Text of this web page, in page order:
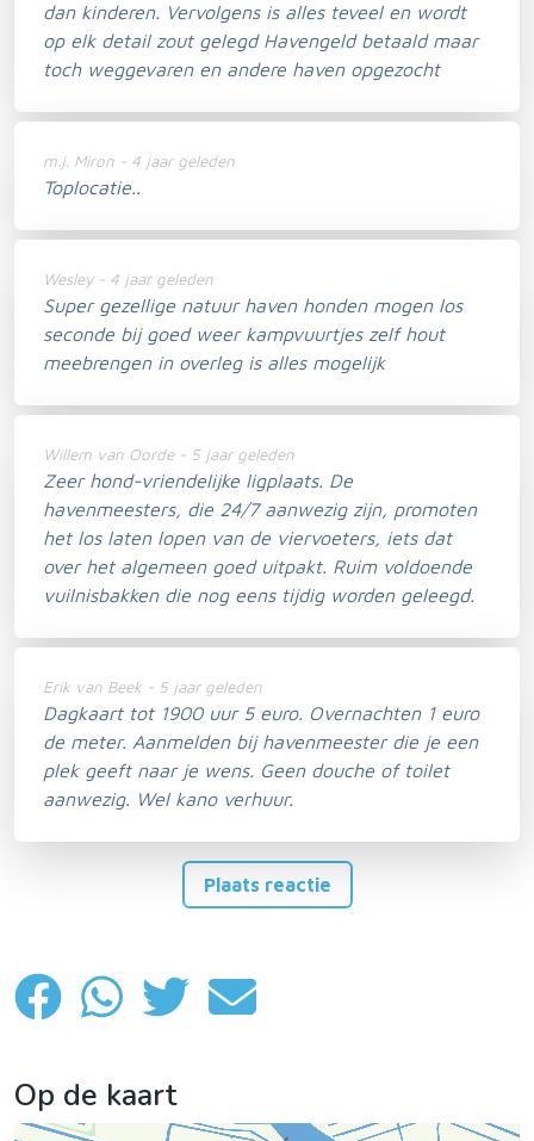
dan kinderen. Vervolgens is alles teveel en wordt
op elk detail zout gelegd Havengeld betaald maar
toch weggevaren en andere haven opgezocht
m.j. Miron - 4 jaar geleden
Toplocatie..
Wesley - 4 jaar geleden
Super gezellige natuur haven honden mogen los
seconde bij goed weer kampvuurtjes zelf hout
meebrengen in overleg is alles mogelijk
Willem van Oorde - 5 jaar geleden
Zeer hond-vriendelijke ligplaats. De
havenmeesters, die 24/7 aanwezig zijn, promoten
het los laten lopen van de viervoeters, iets dat
over het algemeen goed uitpakt. Ruim voldoende
vuilnisbakken die nog eens tijdig worden geleegd.
Erik van Beek - 5 jaar geleden
Dagkaart tot 1900 uur 5 euro. Overnachten 1 euro
de meter. Aanmelden bij havenmeester die je een
plek geeft naar je wens. Geen douche of toilet
aanwezig. Wel kano verhuur.
Plaats reactie
Op de kaart